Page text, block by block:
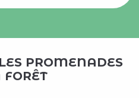
PROMENADES
FORÊT